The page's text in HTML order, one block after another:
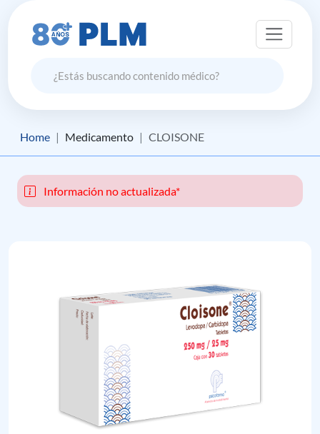
Home Medicamento CLOISONE
Información no actualizada*